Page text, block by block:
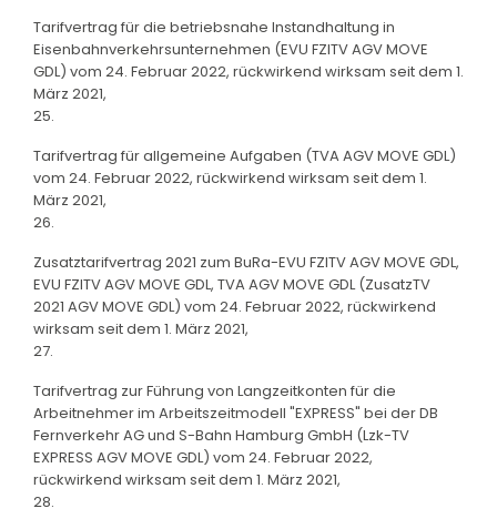
Tarifvertrag für die betriebsnahe Instandhaltung in
Eisenbahnverkehrsunternehmen (EVU FZITV AGV MOVE
GDL) vom 24. Februar 2022, rückwirkend wirksam seit dem 1.
März 2021,
25.
Tarifvertrag für allgemeine Aufgaben (TVA AGV MOVE GDL)
vom 24. Februar 2022, rückwirkend wirksam seit dem 1.
März 2021,
26.
Zusatztarifvertrag 2021 zum BuRa-EVU FZITV AGV MOVE GDL,
EVU FZITV AGV MOVE GDL, TVA AGV MOVE GDL (ZusatzTV
2021 AGV MOVE GDL) vom 24. Februar 2022, rückwirkend
wirksam seit dem 1. März 2021,
27.
Tarifvertrag zur Führung von Langzeitkonten für die
Arbeitnehmer im Arbeitszeitmodell "EXPRESS" bei der DB
Fernverkehr AG und S-Bahn Hamburg GmbH (Lzk-TV
EXPRESS AGV MOVE GDL) vom 24. Februar 2022,
rückwirkend wirksam seit dem 1. März 2021,
28.